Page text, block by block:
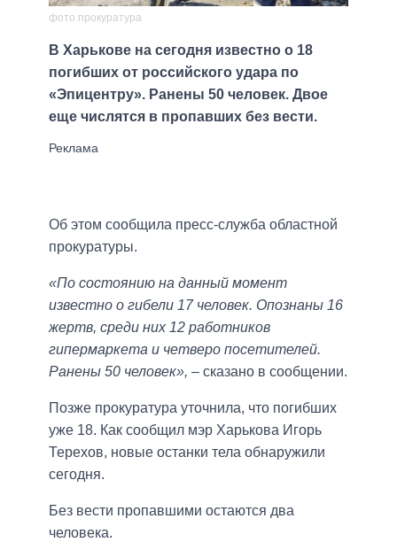
фото прокуратура
В Харькове на сегодня известно о 18
погибших от российского удара по
«Эпицентру». Ранены 50 человек. Двое
еще числятся в пропавших без вести.
Об этом сообщила пресс-служба областной
прокуратуры.
«По состоянию на данный момент
известно о гибели 17 человек. Опознаны 16
жертв, среди них 12 работников
гипермаркета и четверо посетителей.
Ранены 50 человек», – сказано в сообщении.
Позже прокуратура уточнила, что погибших
уже 18. Как сообщил мэр Харькова Игорь
Терехов, новые останки тела обнаружили
сегодня.
Без вести пропавшими остаются два
человека.